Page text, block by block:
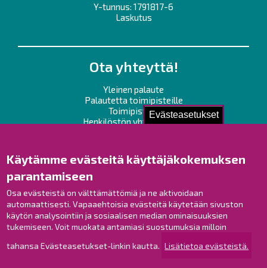
Evästeasetukset
Käytämme evästeitä käyttäjäkokemuksen
parantamiseen
Osa evästeistä on välttämättömiä ja ne aktivoidaan
automaattisesti. Vapaaehtoisia evästeitä käytetään sivuston
käytön analysointiin ja sosiaalisen median ominaisuuksien
tukemiseen. Voit muokata antamiasi suostumuksia milloin
tahansa Evästeasetukset-linkin kautta. Lisätietoa evästeistä.
Y-tunnus: 1791817-6
Laskutus
Ota yhteyttä!
Yleinen palaute
Palautetta toimipisteille
Toimipisteet
Henkilöstön yhteystiedot
Raahe Facebookissa
Raahe Instagramissa
Raahe LinkedInissä
Raahe YouTubessa